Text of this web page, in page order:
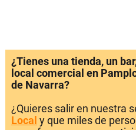
¿Tienes una tienda, un
local comercial en
de Navarra?
¿Quieres salir en nuestra
Local y que miles de